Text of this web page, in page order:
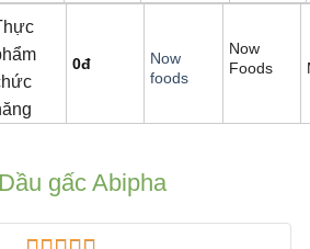
0đ
Now
foods
Now
Foods
Dầu gấc Abipha